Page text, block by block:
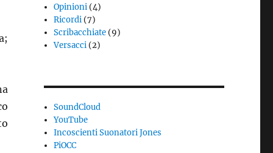
Opinioni (4)
Ricordi (7)
Scribacchiate (9)
Versacci (2)
SoundCloud
YouTube
Incoscienti Suonatori Jones
PiOCC